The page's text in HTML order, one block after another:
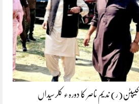
کیپٹن(ر) ندیم ناصر کا دورہء کلرسیداں